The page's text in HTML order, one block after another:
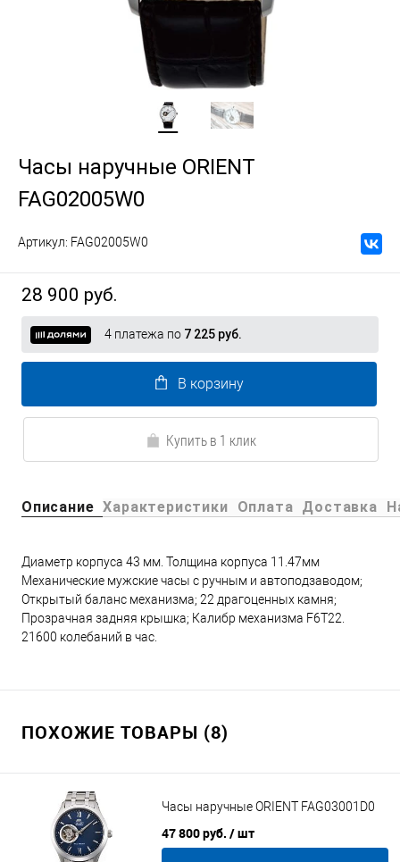
Часы наручные ORIENT
FAG02005W0
Артикул: FAG02005W0
28 900 руб.
4 платежа по 7 225 руб.
В корзину
Купить в 1 клик
Описание Характеристики Оплата Доставка
Диаметр корпуса 43 мм. Толщина корпуса 11.47мм
Механические мужские часы с ручным и автоподзаводом;
Открытый баланс механизма; 22 драгоценных камня;
Прозрачная задняя крышка; Калибр механизма F6T22.
21600 колебаний в час.
ПОХОЖИЕ ТОВАРЫ (8)
Часы наручные ORIENT FAG03001D0
47 800 руб. / шт